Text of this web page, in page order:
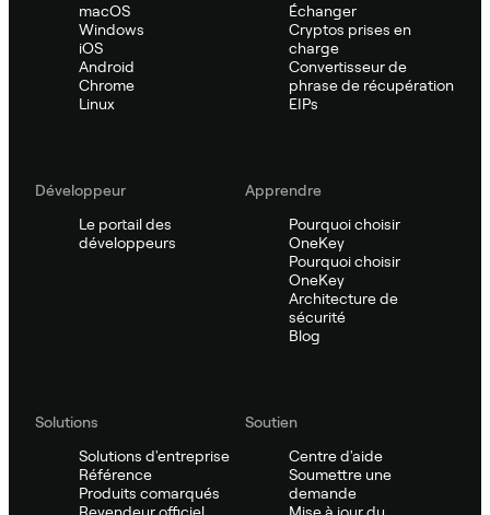
macOS
Windows
iOS
Android
Chrome
Linux
Échanger
Cryptos prises en
charge
Convertisseur de
phrase de récupération
EIPs
Développeur
Le portail des
développeurs
Apprendre
Pourquoi choisir
OneKey
Pourquoi choisir
OneKey
Architecture de
sécurité
Blog
Solutions
Solutions d'entreprise
Référence
Produits comarqués
Revendeur officiel
Soutien
Centre d'aide
Soumettre une
demande
Mise à jour du